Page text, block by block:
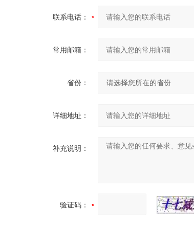
联系电话：
常用邮箱：
省份：
详细地址：
补充说明：
验证码：